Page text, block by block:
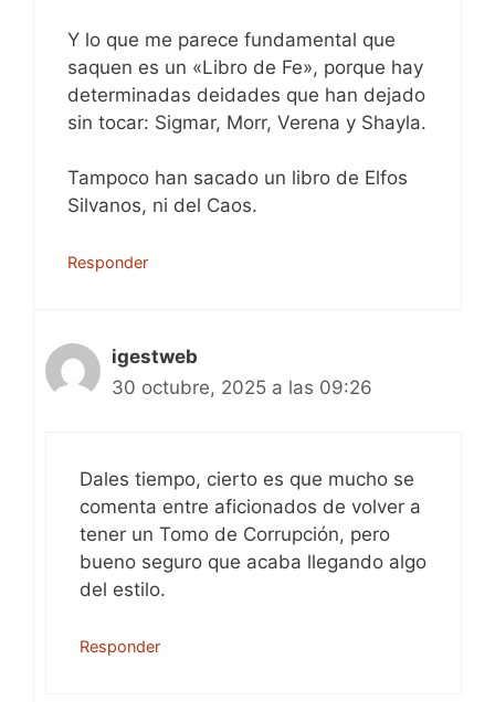
Y lo que me parece fundamental que
saquen es un «Libro de Fe», porque hay
determinadas deidades que han dejado
sin tocar: Sigmar, Morr, Verena y Shayla.
Tampoco han sacado un libro de Elfos
Silvanos, ni del Caos.
Responder
igestweb
30 octubre, 2025 a las 09:26
Dales tiempo, cierto es que mucho se
comenta entre aficionados de volver a
tener un Tomo de Corrupción, pero
bueno seguro que acaba llegando algo
del estilo.
Responder